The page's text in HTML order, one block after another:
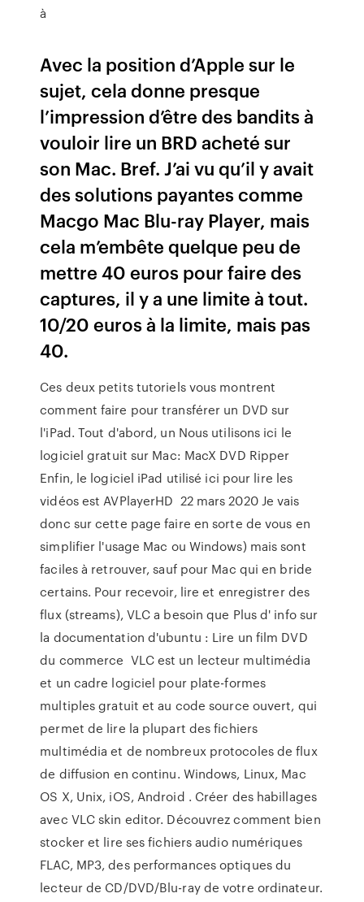
à
Avec la position d’Apple sur le
sujet, cela donne presque
l’impression d’être des bandits à
vouloir lire un BRD acheté sur
son Mac. Bref. J’ai vu qu’il y avait
des solutions payantes comme
Macgo Mac Blu-ray Player, mais
cela m’embête quelque peu de
mettre 40 euros pour faire des
captures, il y a une limite à tout.
10/20 euros à la limite, mais pas
40.
Ces deux petits tutoriels vous montrent
comment faire pour transférer un DVD sur
l'iPad. Tout d'abord, un Nous utilisons ici le
logiciel gratuit sur Mac: MacX DVD Ripper
Enfin, le logiciel iPad utilisé ici pour lire les
vidéos est AVPlayerHD 22 mars 2020 Je vais
donc sur cette page faire en sorte de vous en
simplifier l'usage Mac ou Windows) mais sont
faciles à retrouver, sauf pour Mac qui en bride
certains. Pour recevoir, lire et enregistrer des
flux (streams), VLC a besoin que Plus d' info sur
la documentation d'ubuntu : Lire un film DVD
du commerce VLC est un lecteur multimédia
et un cadre logiciel pour plate-formes
multiples gratuit et au code source ouvert, qui
permet de lire la plupart des fichiers
multimédia et de nombreux protocoles de flux
de diffusion en continu. Windows, Linux, Mac
OS X, Unix, iOS, Android . Créer des habillages
avec VLC skin editor. Découvrez comment bien
stocker et lire ses fichiers audio numériques
FLAC, MP3, des performances optiques du
lecteur de CD/DVD/Blu-ray de votre ordinateur.